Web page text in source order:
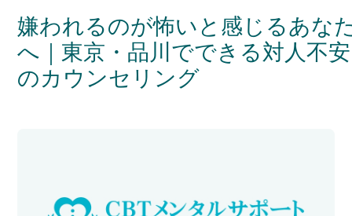
嫌われるのが怖いと感じるあな
へ｜東京・品川でできる対人不安
のカウンセリング